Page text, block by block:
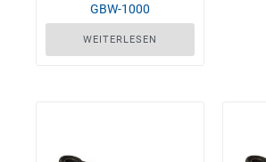
GBW-1000
WEITERLESEN